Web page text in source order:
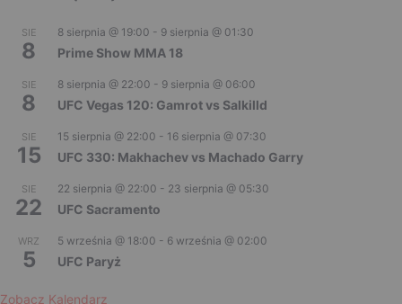
SIE
8
8 sierpnia @ 19:00 - 9 sierpnia @ 01:30
Prime Show MMA 18
SIE
8
8 sierpnia @ 22:00 - 9 sierpnia @ 06:00
UFC Vegas 120: Gamrot vs Salkilld
SIE
15
15 sierpnia @ 22:00 - 16 sierpnia @ 07:30
UFC 330: Makhachev vs Machado Garry
SIE
22
22 sierpnia @ 22:00 - 23 sierpnia @ 05:30
UFC Sacramento
WRZ
5
5 września @ 18:00 - 6 września @ 02:00
UFC Paryż
Zobacz Kalendarz